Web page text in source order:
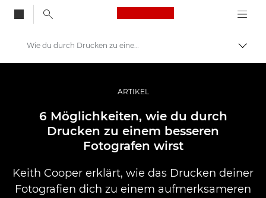
Canon Logo, back
Auf
Professionelle Fotografie und Videos
Geschichten
Wie du durch Drucken zu einem besseren Fotografen wirst
ARTIKEL
6 Möglichkeiten, wie du durch
Drucken zu einem besseren
Fotografen wirst
Keith Cooper erklärt, wie das Drucken deiner
Fotografien dich zu einem aufmerksameren